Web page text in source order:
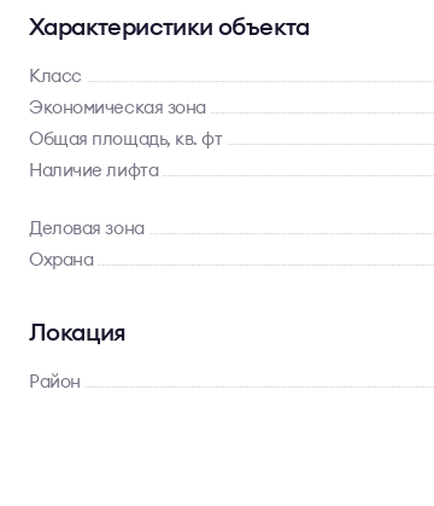
Характеристики объекта
Класс
Экономическая зона
Общая площадь, кв. фт
Наличие лифта
Деловая зона
Охрана
Локация
Район